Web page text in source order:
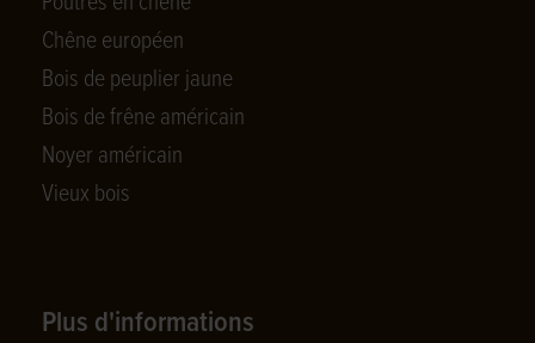
Chêne européen
Bois de peuplier jaune
Bois de frêne américain
Noyer américain
Vieux bois
Plus d'informations